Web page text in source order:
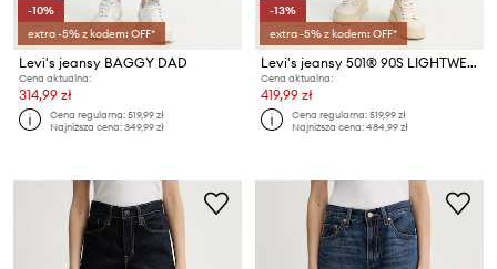
-10%
extra -5% z kodem: OFF*
Levi's jeansy BAGGY DAD
Cena aktualna:
314,99 zł
Cena regularna:519,99 zł
Najniższa cena:349,99 zł
-13%
extra -5% z kodem: OFF*
Levi's jeansy 501® 90S LIGHTWEIGHT
Cena aktualna:
419,99 zł
Cena regularna:519,99 zł
Najniższa cena:484,99 zł